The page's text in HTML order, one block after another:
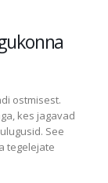
ostmisest.
kes jagavad
See
tegelejate